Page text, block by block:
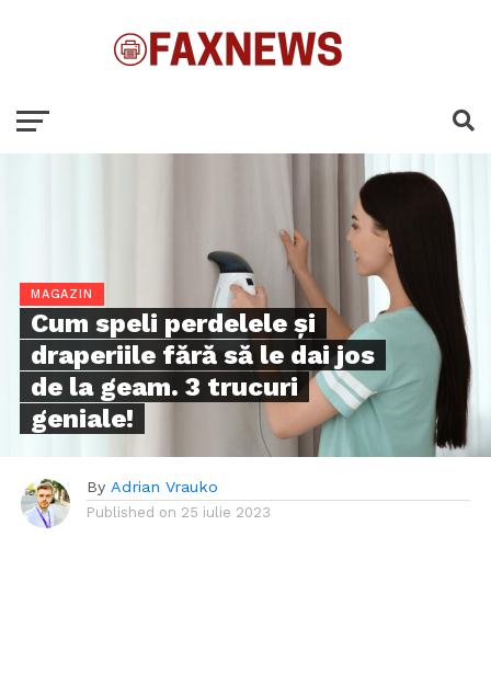
MAGAZIN
Cum speli perdelele și
draperiile fără să le dai jos
de la geam. 3 trucuri
geniale!
By Adrian Vrauko
Published on 25 iulie 2023